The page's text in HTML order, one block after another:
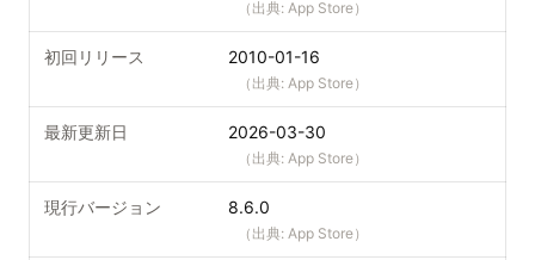
（出典: App Store）
初回リリース 2010-01-16
（出典: App Store）
最新更新日 2026-03-30
（出典: App Store）
現行バージョン 8.6.0
（出典: App Store）